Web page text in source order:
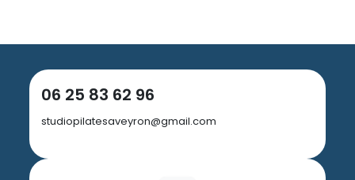
06 25 83 62 96
studiopilatesaveyron@gmail.com